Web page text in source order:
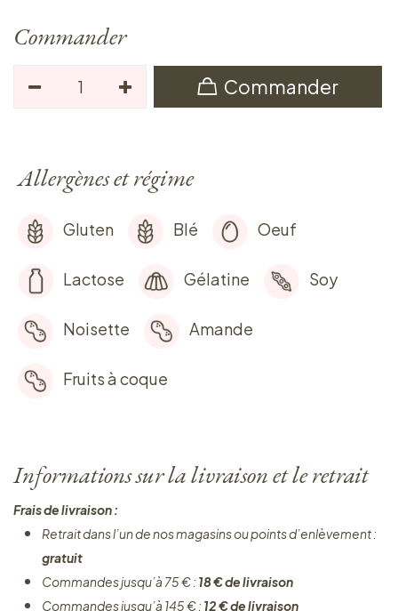
Commander
Commander
Allergènes et régime
Gluten Blé Oeuf
Lactose Gélatine Soy
Noisette Amande
Fruits à coque
Informations sur la livraison et le retrait
Frais de livraison :
Retrait dans l’un de nos magasins ou points d’enlèvement :
gratuit
Commandes jusqu’à 75 € : 18 € de livraison
Commandes jusqu’à 145 € : 12 € de livraison